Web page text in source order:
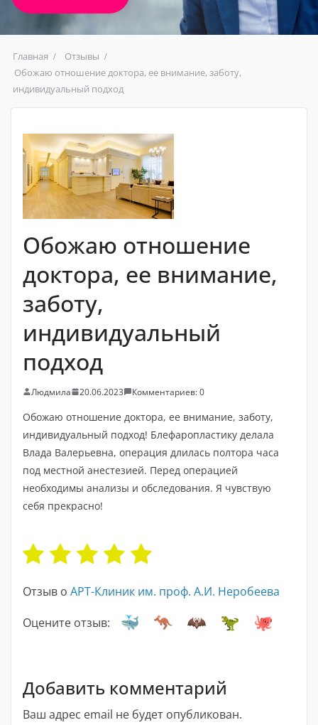
Главная
Отзывы
Обожаю отношение доктора, ее внимание, заботу,
индивидуальный подход
Обожаю отношение
доктора, ее внимание,
заботу,
индивидуальный
подход
Людмила 20.06.2023 Комментариев: 0
Обожаю отношение доктора, ее внимание, заботу,
индивидуальный подход! Блефаропластику делала
Влада Валерьевна, операция длилась полтора часа
под местной анестезией. Перед операцией
необходимы анализы и обследования. Я чувствую
себя прекрасно!
Отзыв о АРТ-Клиник им. проф. А.И. Неробеева
Оцените отзыв:
Добавить комментарий
Ваш адрес email не будет опубликован.